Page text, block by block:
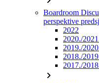
Boardroom
perspektive
2022
2020./
2019./
2018./
2017./
chevron_right